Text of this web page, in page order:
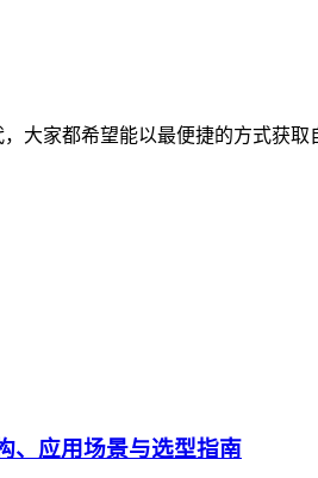
大家都希望能以最便捷的方式获
、应用场景与选型指南